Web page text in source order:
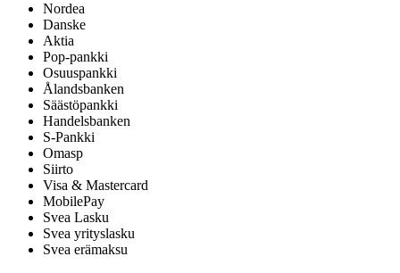
Nordea
Danske
Aktia
Pop-pankki
Osuuspankki
Ålandsbanken
Säästöpankki
Handelsbanken
S-Pankki
Omasp
Siirto
Visa & Mastercard
MobilePay
Svea Lasku
Svea yrityslasku
Svea erämaksu